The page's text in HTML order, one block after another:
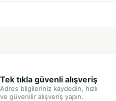
Tek tıkla güvenli alışveriş
Adres bilgileriniz kaydedin, hızlı
ve güvenilir alışveriş yapın.